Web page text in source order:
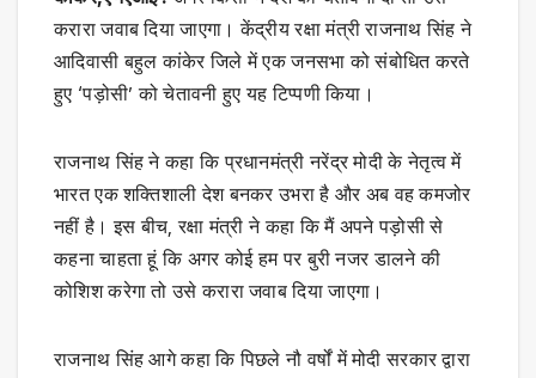
करारा जवाब दिया जाएगा। केंद्रीय रक्षा मंत्री राजनाथ सिंह ने
आदिवासी बहुल कांकेर जिले में एक जनसभा को संबोधित करते
हुए ‘पड़ोसी’ को चेतावनी हुए यह टिप्पणी किया।
राजनाथ सिंह ने कहा कि प्रधानमंत्री नरेंद्र मोदी के नेतृत्व में
भारत एक शक्तिशाली देश बनकर उभरा है और अब वह कमजोर
नहीं है। इस बीच, रक्षा मंत्री ने कहा कि मैं अपने पड़ोसी से
कहना चाहता हूं कि अगर कोई हम पर बुरी नजर डालने की
कोशिश करेगा तो उसे करारा जवाब दिया जाएगा।
राजनाथ सिंह आगे कहा कि पिछले नौ वर्षों में मोदी सरकार द्वारा